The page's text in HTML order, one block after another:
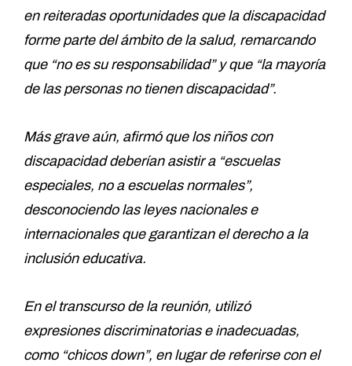
en reiteradas oportunidades que la discapacidad
forme parte del ámbito de la salud, remarcando
que “no es su responsabilidad” y que “la mayoría
de las personas no tienen discapacidad”.
Más grave aún, afirmó que los niños con
discapacidad deberían asistir a “escuelas
especiales, no a escuelas normales”,
desconociendo las leyes nacionales e
internacionales que garantizan el derecho a la
inclusión educativa.
En el transcurso de la reunión, utilizó
expresiones discriminatorias e inadecuadas,
como “chicos down”, en lugar de referirse con el